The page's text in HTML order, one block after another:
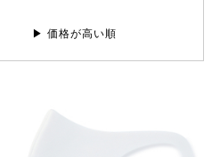
▶ 価格が高い順